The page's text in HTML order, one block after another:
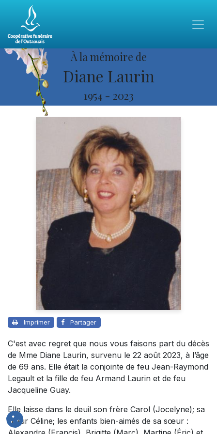
À la mémoire de
Diane Laurin
1954 - 2023
Imprimer Partager
C'est avec regret que nous vous faisons part du décès
de Mme Diane Laurin, survenu le 22 août 2023, à l’âge
de 69 ans. Elle était la conjointe de feu Jean-Raymond
Legault et la fille de feu Armand Laurin et de feu
Jacqueline Guay.
Elle laisse dans le deuil son frère Carol (Jocelyne); sa
sœur Céline; les enfants bien-aimés de sa sœur :